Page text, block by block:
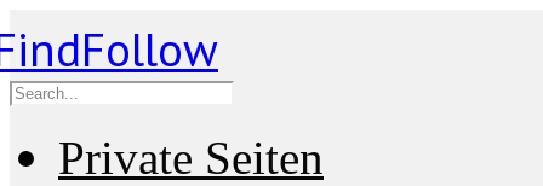
Private Seiten